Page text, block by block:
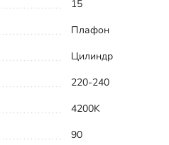
15
Плафон
Цилиндр
220-240
4200K
90